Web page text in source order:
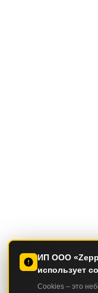
ИП ООО
использует
Cookies – это